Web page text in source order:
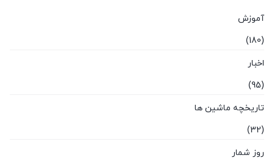
آموزش
(180)
اخبار
(95)
تاریخچه ماشین ها
(32)
روز شمار